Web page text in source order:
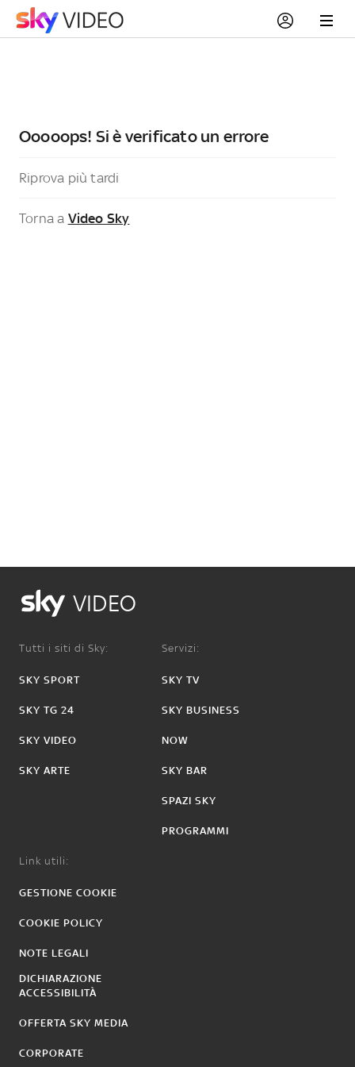
Ooooops! Si è verificato un errore
Riprova più tardi
Torna a Video Sky
VIDEO
Tutti i siti di Sky:
SKY SPORT
SKY TG 24
SKY VIDEO
SKY ARTE
Servizi:
SKY TV
SKY BUSINESS
NOW
SKY BAR
SPAZI SKY
PROGRAMMI
Link utili:
GESTIONE COOKIE
COOKIE POLICY
NOTE LEGALI
DICHIARAZIONE
ACCESSIBILITÀ
OFFERTA SKY MEDIA
CORPORATE